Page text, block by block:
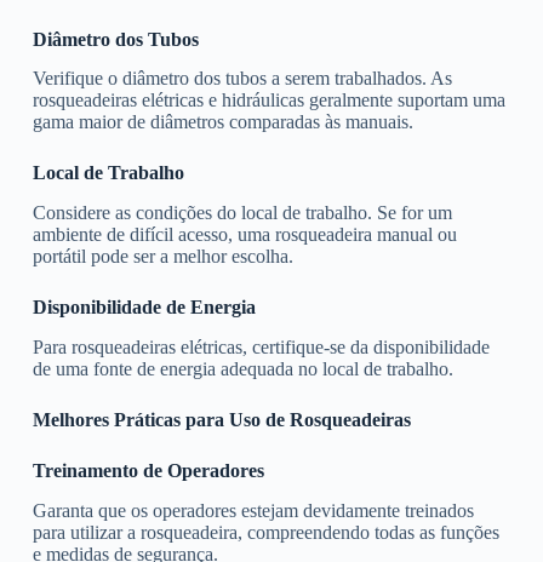
Diâmetro dos Tubos
Verifique o diâmetro dos tubos a serem trabalhados. As
rosqueadeiras elétricas e hidráulicas geralmente suportam uma
gama maior de diâmetros comparadas às manuais.
Local de Trabalho
Considere as condições do local de trabalho. Se for um
ambiente de difícil acesso, uma rosqueadeira manual ou
portátil pode ser a melhor escolha.
Disponibilidade de Energia
Para rosqueadeiras elétricas, certifique-se da disponibilidade
de uma fonte de energia adequada no local de trabalho.
Melhores Práticas para Uso de Rosqueadeiras
Treinamento de Operadores
Garanta que os operadores estejam devidamente treinados
para utilizar a rosqueadeira, compreendendo todas as funções
e medidas de segurança.